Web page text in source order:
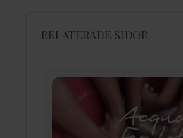
RELATERADE SIDOR